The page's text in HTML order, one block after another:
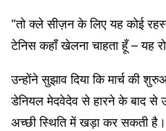
“तो क्ले सीज़न के लिए यह कोई
टेनिस कहाँ खेलना चाहता हूँ – यह
उन्होंने सुझाव दिया कि मार्च की
डेनियल मेदवेदेव से हारने के बाद से
अच्छी स्थिति में खड़ा कर सकती है।